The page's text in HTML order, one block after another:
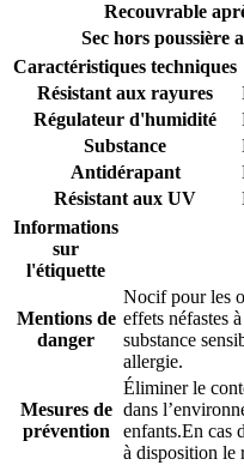
Recouvrable
Sec hors poussière
Caractéristiques techniques
Résistant aux rayures
Régulateur d'humidité
Substance
Antidérapant
Résistant aux UV
Informations
sur
l'étiquette
Mentions de
danger
Nocif pour les
effets néfastes
substance
allergie.
Mesures de
prévention
Éliminer le
dans
enfants.En cas
à disposition le